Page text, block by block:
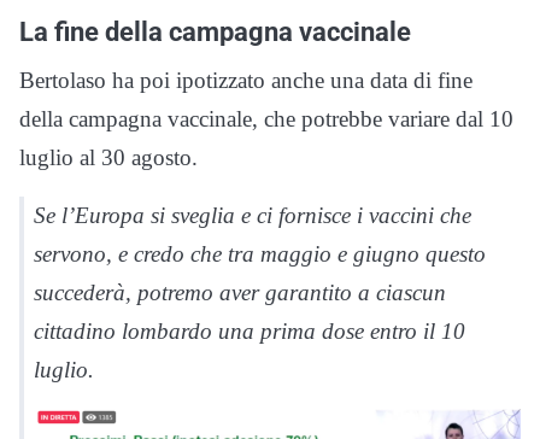
La fine della campagna vaccinale
Bertolaso ha poi ipotizzato anche una data di fine
della campagna vaccinale, che potrebbe variare dal 10
luglio al 30 agosto.
Se l’Europa si sveglia e ci fornisce i vaccini che
servono, e credo che tra maggio e giugno questo
succederà, potremo aver garantito a ciascun
cittadino lombardo una prima dose entro il 10
luglio.